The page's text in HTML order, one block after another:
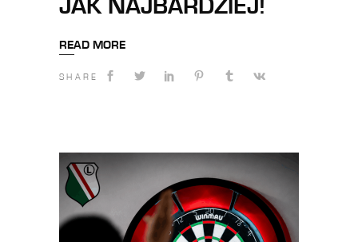
JAK NAJBARDZIEJ!
READ MORE
SHARE